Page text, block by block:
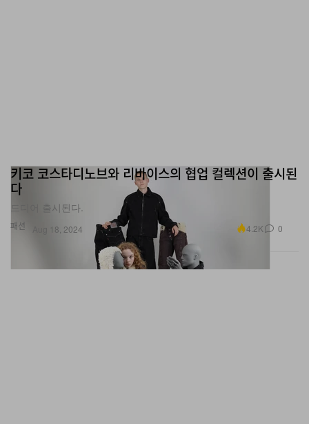
패션
키코 코스타디노브와 리바이스의 협업 컬렉션이 출시된
다
드디어 출시된다.
Aug 18, 2024 4.2K 0